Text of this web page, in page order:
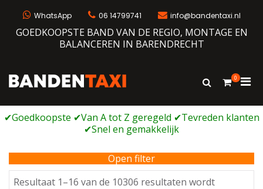
WhatsApp 06 14799741 info@bandentaxi.nl
GOEDKOOPSTE BAND VAN DE REGIO, MONTAGE EN
BALANCEREN IN BARENDRECHT
Bandengarage met eigen webshop
Toon
0
voor
Open filter
Resultaat 1–16 van de 10306 resultaten wordt